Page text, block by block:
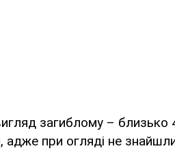
загиблому – близько
адже при огляді не